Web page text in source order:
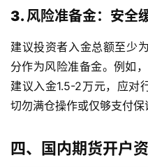
油
期
货
行
情
原
3. 风险准备金：安全
建议投资者入金总额至少
分作为风险准备金。例如
建议入金1.5-2万元，应对
切勿满仓操作或仅够支付保
四、国内期货开户